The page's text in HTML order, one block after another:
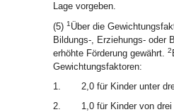
Lage vorgeben.
(5) 1Über die
Bildungs-, Erziehungs- oder
erhöhte Förderung gewährt. 2
Gewichtungsfaktoren:
1.
2,0 für Kinder unter
2.
1,0 für Kinder von